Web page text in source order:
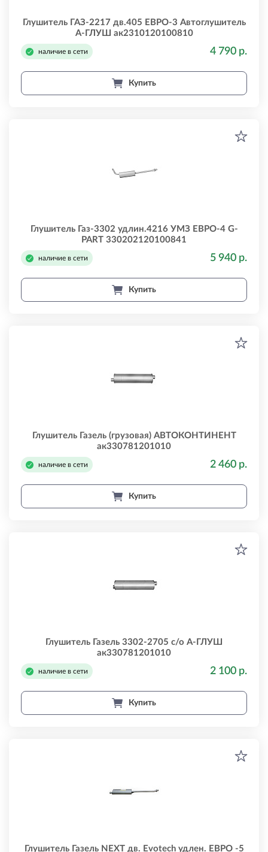
Глушитель ГАЗ-2217 дв.405 ЕВРО-3 Автоглушитель
А-ГЛУШ ак2310120100810
наличие в сети 4 790 р.
Купить
Глушитель Газ-3302 удлин.4216 УМЗ ЕВРО-4 G-
PART 330202120100841
наличие в сети 5 940 р.
Купить
Глушитель Газель (грузовая) АВТОКОНТИНЕНТ
ак330781201010
наличие в сети 2 460 р.
Купить
Глушитель Газель 3302-2705 с/о А-ГЛУШ
ак330781201010
наличие в сети 2 100 р.
Купить
Глушитель Газель NEXT дв. Evotech удлен. ЕВРО -5